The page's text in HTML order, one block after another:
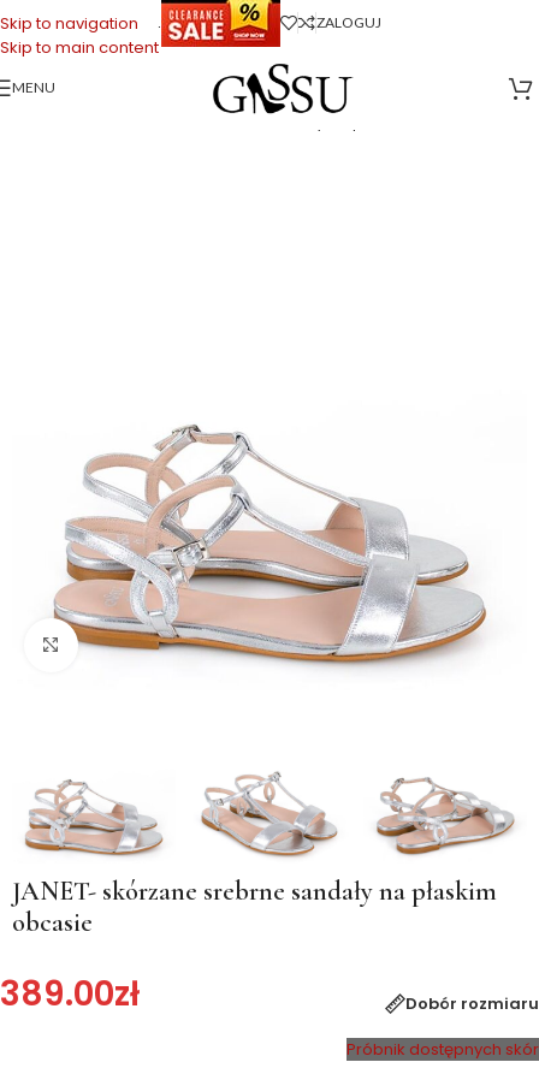
Skip to navigation
Skip to main content
. ZALOGUJ
MENU
Strona główna Sklep firmowy Gassu>Buty Damskie
Kliknij, aby powiększyć
JANET- skórzane srebrne sandały na płaskim
obcasie
389.00zł
Dobór rozmiaru
Próbnik dostępnych skór